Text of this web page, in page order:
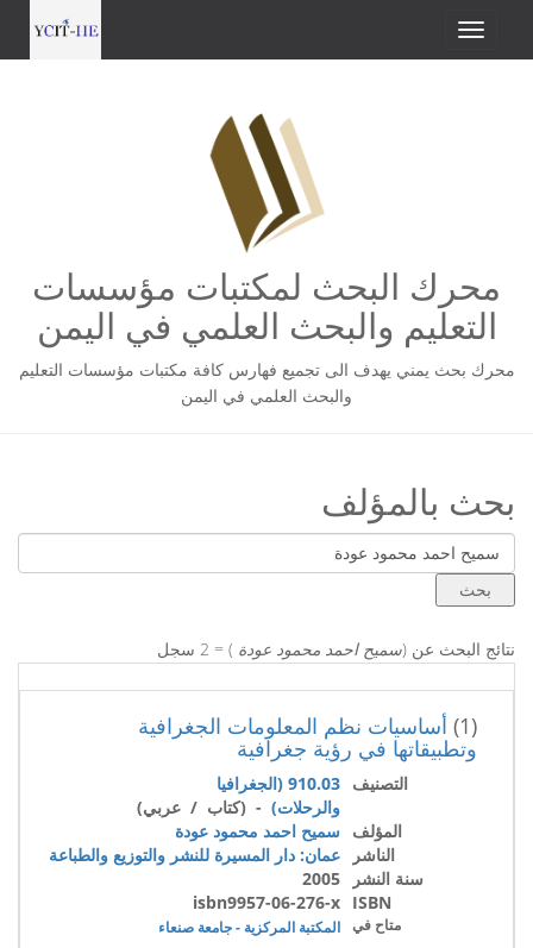
محرك البحث لمكتبات مؤسسات
التعليم والبحث العلمي في اليمن
محرك بحث يمني يهدف الى تجميع فهارس كافة مكتبات مؤسسات التعليم
والبحث العلمي في اليمن
بحث بالمؤلف
نتائج البحث عن (سميح احمد محمود عودة ) = 2 سجل
(1) أساسيات نظم المعلومات الجغرافية
وتطبيقاتها في رؤية جغرافية
التصنيف
910.03 (الجغرافيا
والرحلات) - (كتاب / عربي)
المؤلف سميح احمد محمود عودة
الناشر
عمان: دار المسيرة للنشر والتوزيع والطباعة
سنة النشر
2005
ISBN
isbn9957-06-276-x
متاح في المكتبة المركزية - جامعة صنعاء